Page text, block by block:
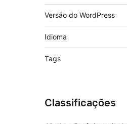
Versão do WordPress
Idioma
Tags
Classificações